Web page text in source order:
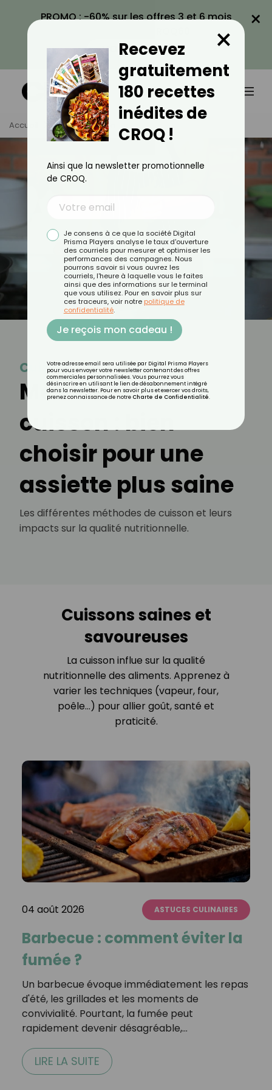
PROMO : -60% sur les offres 3 et 6 mois
VOIR LA PROMO
×
Accueil Tag Cuisson
Cuisson
Méthodes de
cuisson : bien
choisir pour une
assiette plus saine
Les différentes méthodes de cuisson et leurs
impacts sur la qualité nutritionnelle.
Cuissons saines et
savoureuses
La cuisson influe sur la qualité
nutritionnelle des aliments. Apprenez à
varier les techniques (vapeur, four,
poêle…) pour allier goût, santé et
praticité.
04 août 2026 ASTUCES CULINAIRES
Barbecue : comment éviter la
fumée ?
Un barbecue évoque immédiatement les repas
d'été, les grillades et les moments de
convivialité. Pourtant, la fumée peut
rapidement devenir désagréable,…
LIRE LA SUITE
Recevez
gratuitement
180 recettes
inédites de
CROQ !
×
Ainsi que la newsletter promotionnelle
de CROQ.
Je consens à ce que la société Digital
Prisma Players analyse le taux d'ouverture
des courriels pour mesurer et optimiser les
performances des campagnes. Nous
pourrons savoir si vous ouvrez les
courriels, l'heure à laquelle vous le faites
ainsi que des informations sur le terminal
que vous utilisez. Pour en savoir plus sur
ces traceurs, voir notre politique de
confidentialité.
Je reçois mon cadeau !
Votre adresse email sera utilisée par Digital Prisma Players
pour vous envoyer votre newsletter contenant des offres
commerciales personnalisées. Vous pourrez vous
désinscrire en utilisant le lien de désabonnement intégré
dans la newsletter. Pour en savoir plus et exercer vos droits,
prenez connaissance de notre Charte de Confidentialité.